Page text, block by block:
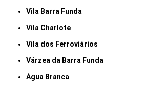
Vila Barra Funda
Vila Charlote
Vila dos Ferroviários
Várzea da Barra Funda
Água Branca